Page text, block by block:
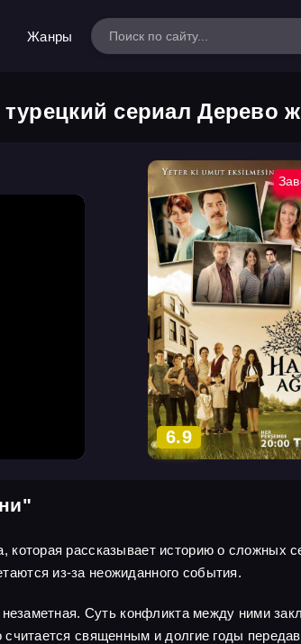
Жанры
сериал Дерево
6.9
рассказывает историю о сложных
из-за неожиданного события.
Суть конфликта между ними
священным и долгие годы